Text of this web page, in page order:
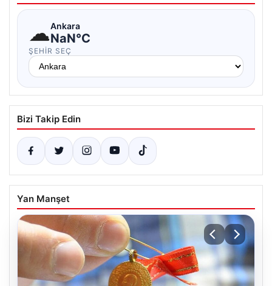
☁Ankara
NaN°C
ŞEHIR SEÇ
Bizi Takip Edin
Yan Manşet